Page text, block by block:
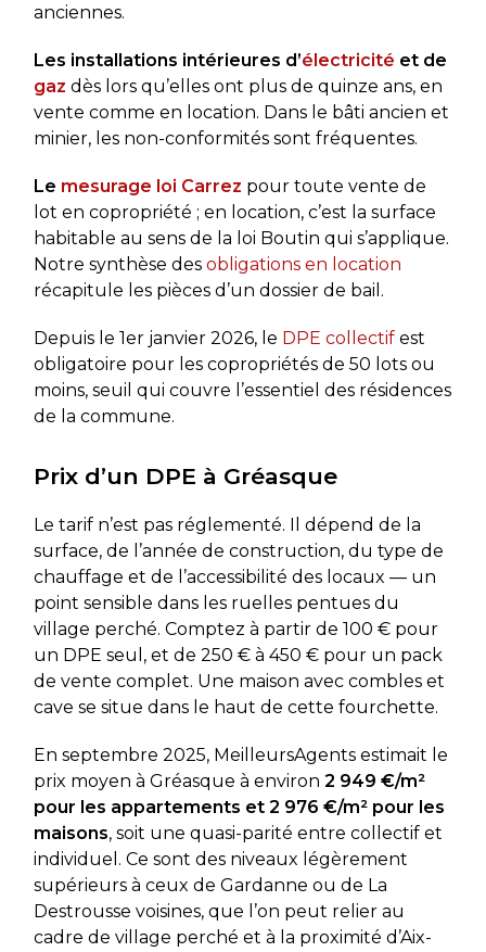
anciennes.
Les installations intérieures d’électricité et de
gaz dès lors qu’elles ont plus de quinze ans, en
vente comme en location. Dans le bâti ancien et
minier, les non-conformités sont fréquentes.
Le mesurage loi Carrez pour toute vente de
lot en copropriété ; en location, c’est la surface
habitable au sens de la loi Boutin qui s’applique.
Notre synthèse des obligations en location
récapitule les pièces d’un dossier de bail.
Depuis le 1er janvier 2026, le DPE collectifest
obligatoire pour les copropriétés de 50 lots ou
moins, seuil qui couvre l’essentiel des résidences
de la commune.
Prix d’un DPE à Gréasque
Le tarif n’est pas réglementé. Il dépend de la
surface, de l’année de construction, du type de
chauffage et de l’accessibilité des locaux — un
point sensible dans les ruelles pentues du
village perché. Comptez à partir de 100 € pour
un DPE seul, et de 250 € à 450 € pour un pack
de vente complet. Une maison avec combles et
cave se situe dans le haut de cette fourchette.
En septembre 2025, MeilleursAgents estimait le
prix moyen à Gréasque à environ 2 949 €/m²
pour les appartements et 2 976 €/m² pour les
maisons, soit une quasi-parité entre collectif et
individuel. Ce sont des niveaux légèrement
supérieurs à ceux de Gardanne ou de La
Destrousse voisines, que l’on peut relier au
cadre de village perché et à la proximité d’Aix-